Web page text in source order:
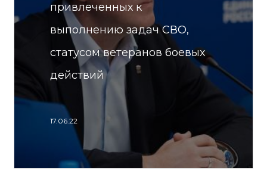
привлеченных к
выполнению задач СВО,
статусом ветеранов боевых
действий
17.06.22